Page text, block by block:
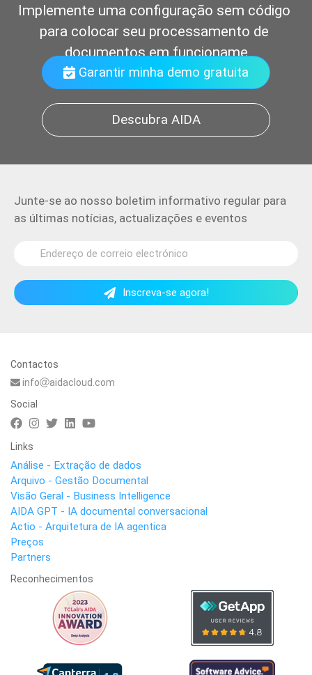
Implemente uma configuração sem código
para colocar seu processamento de
documentos em funcionamento
Garantir minha demo gratuita
Descubra AIDA
Junte-se ao nosso boletim informativo regular para
as últimas notícias, actualizações e eventos
Inscreva-se agora!
Contactos
info
aidacloud.com
Social
Links
Análise - Extração de dados
Arquivo - Gestão Documental
Visão Geral - Business Intelligence
AIDA GPT - IA documental conversacional
Actio - Arquitetura de IA agentica
Preços
Partners
Reconhecimentos